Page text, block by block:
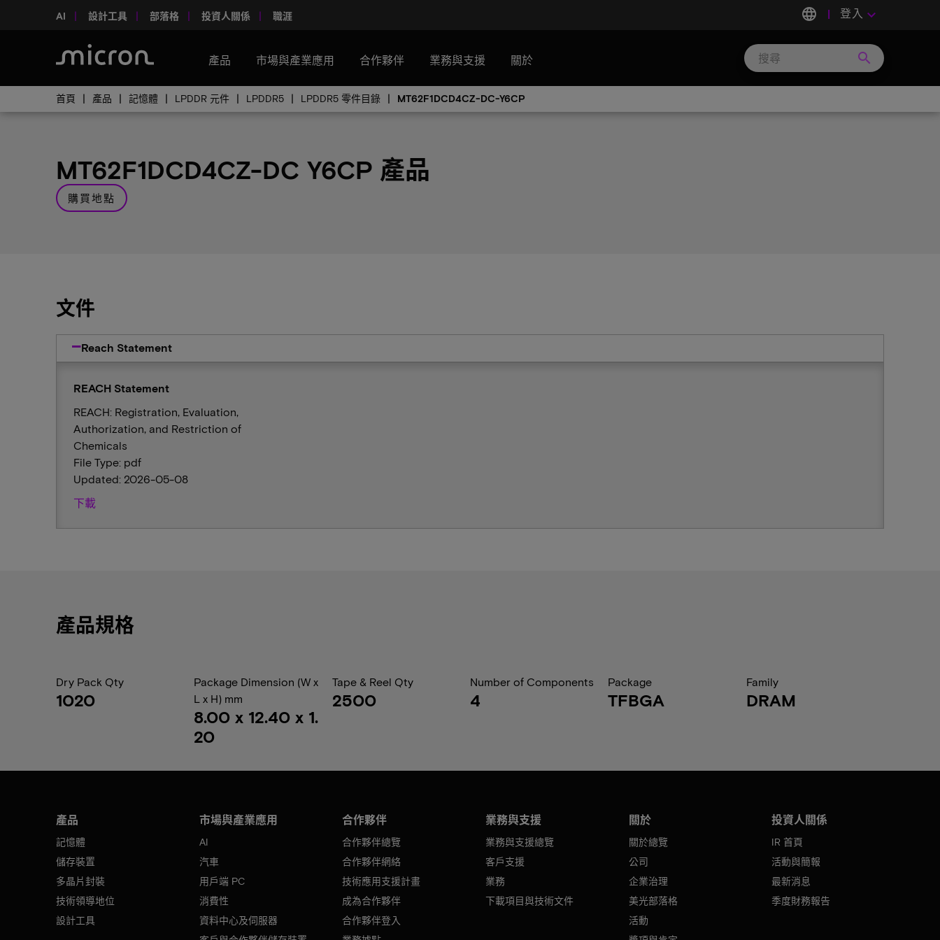
AI 設計工具 部落格 投資人關係 職涯 language 登入 keyboard_arrow_down
產品 市場與產業應用 合作夥伴 業務與支援 關於 search
首頁 產品 記憶體 LPDDR 元件 LPDDR5 LPDDR5 零件目錄 MT62F1DCD4CZ-DC-Y6CP
MT62F1DCD4CZ-DC Y6CP 產品
購買地點
文件
Reach Statement
REACH Statement
REACH: Registration, Evaluation,
Authorization, and Restriction of
Chemicals
File Type: pdf
Updated: 2026-05-08
下載
產品規格
Dry Pack Qty
1020
Package Dimension (W x
L x H) mm
8.00 x 12.40 x 1.
20
Tape & Reel Qty
2500
Number of Components
4
Package
TFBGA
Family
DRAM
產品
記憶體
儲存裝置
多晶片封裝
技術領導地位
設計工具
市場與產業應用
AI
汽車
用戶端 PC
消費性
資料中心及伺服器
合作夥伴
合作夥伴總覽
合作夥伴網絡
技術應用支援計畫
成為合作夥伴
合作夥伴登入
業務與支援
業務與支援總覽
客戶支援
業務
下載項目與技術文件
關於
關於總覽
公司
企業治理
美光部落格
活動
投資人關係
IR 首頁
活動與簡報
最新消息
季度財務報告